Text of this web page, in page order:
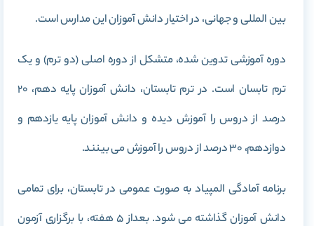
بین المللی و جهانی، در اختیار دانش آموزان این مدارس است.
دوره آموزشی تدوین شده، متشکل از دوره اصلی (دو ترم) و یک
ترم تابسان است. در ترم تابستان، دانش آموزان پایه دهم، 20
درصد از دروس را آموزش دیده و دانش آموزان پایه یازدهم و
دوازدهم، 30 درصد از دروس را آموزش می بینند.
برنامه آمادگی المپیاد به صورت عمومی در تابستان، برای تمامی
دانش آموزان گذاشته می شود. بعداز 5 هفته، با برگزاری آزمون